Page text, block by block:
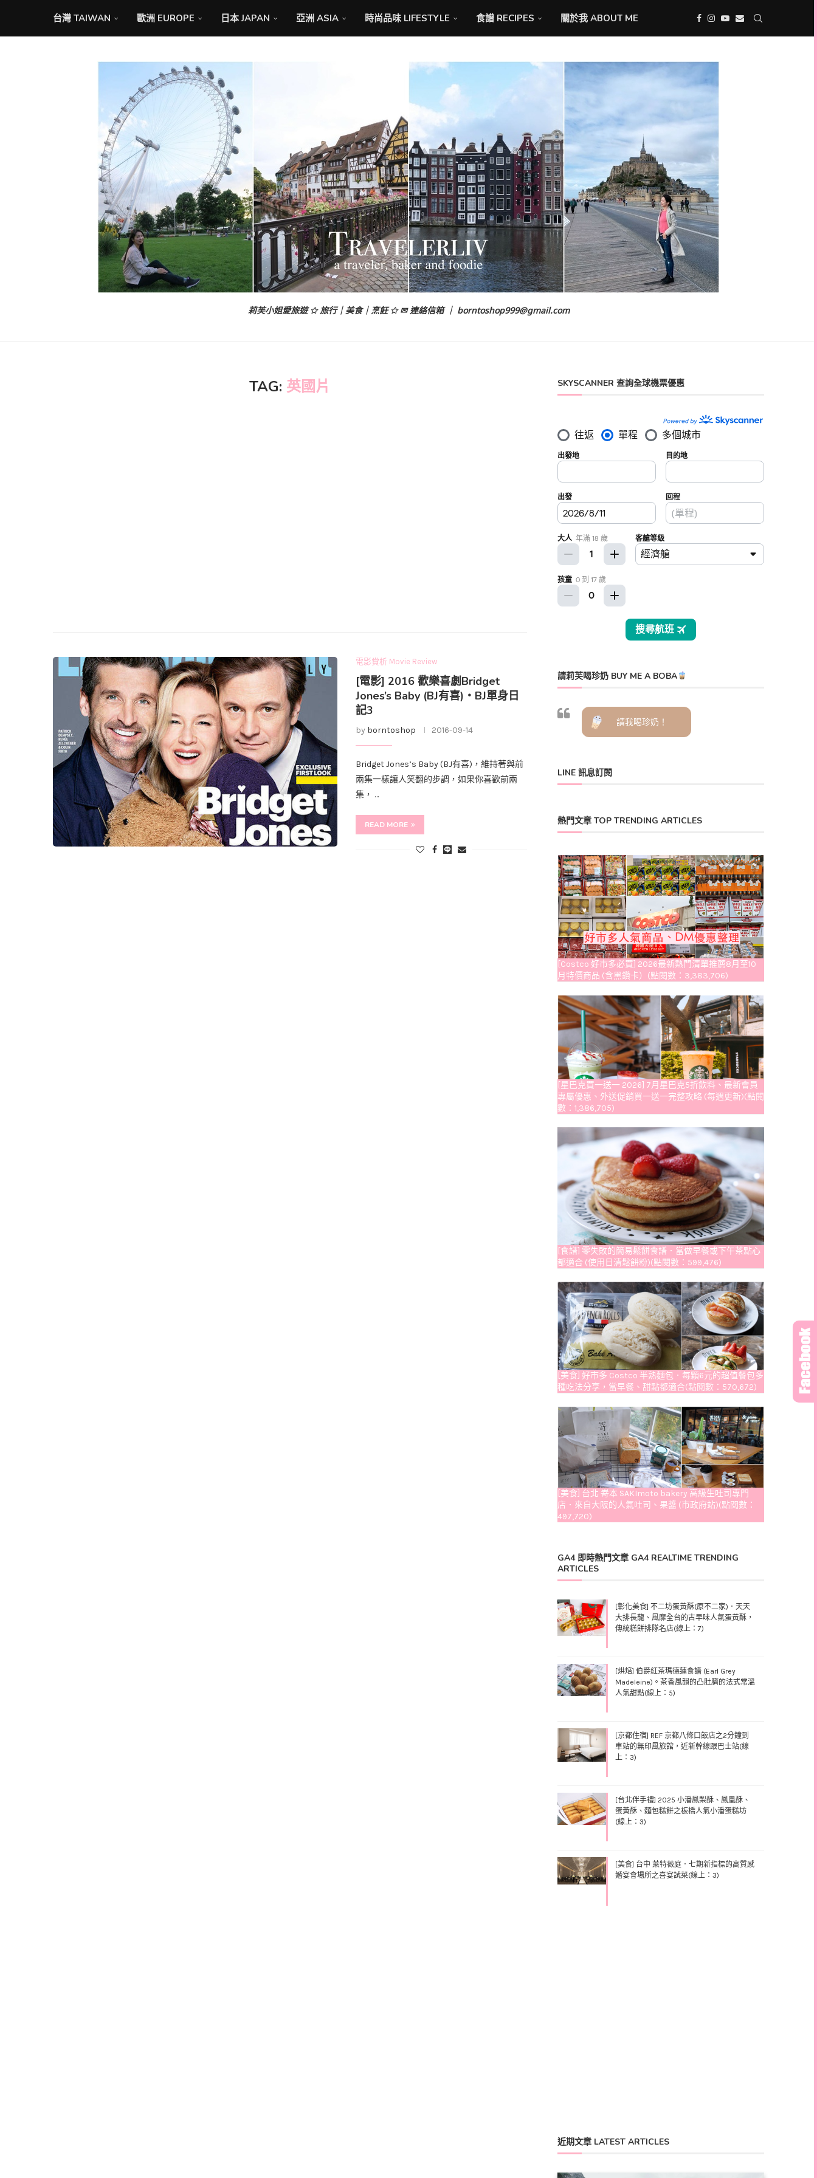
台灣 TAIWAN 歐洲 EUROPE 日本 JAPAN 亞洲 ASIA 時尚品味 LIFESTYLE 食譜 RECIPES 關於我 ABOUT ME
莉芙小姐愛旅遊 ✩ 旅行｜美食｜烹飪 ✩ ✉ 連絡信箱 ｜ borntoshop999@gmail.com
TAG: 英國片
電影賞析 Movie Review
[電影] 2016 歡樂喜劇Bridget
Jones’s Baby (BJ有喜)‧BJ單身日
記3
by borntoshop 2016-09-14
Bridget Jones’s Baby (BJ有喜)，維持著與前
兩集一樣讓人笑翻的步調，如果你喜歡前兩
集， …
READ MORE
SKYSCANNER 查詢全球機票優惠
請莉芙喝珍奶 BUY ME A BOBA
請我喝珍奶！
LINE 訊息訂閱
熱門文章 TOP TRENDING ARTICLES
[Costco 好市多必買] 2026最新熱門清單推薦8月至10
月特價商品 (含黑鑽卡）(點閱數：3,383,706)
[星巴克買一送一 2026] 7月星巴克5折飲料、最新會員
專屬優惠、外送促銷買一送一完整攻略 (每週更新)(點閱
數：1,386,705)
[食譜] 零失敗的簡易鬆餅食譜．當做早餐或下午茶點心
都適合 (使用日清鬆餅粉)(點閱數：599,476)
[美食] 好市多 Costco 半熟麵包．每顆6元的超值餐包多
種吃法分享，當早餐、甜點都適合(點閱數：570,672)
[美食] 台北 嵜本 SAKImoto bakery 高級生吐司專門
店．來自大阪的人氣吐司、果醬 (市政府站)(點閱數：
497,720)
GA4 即時熱門文章 GA4 REALTIME TRENDING
ARTICLES
[彰化美食] 不二坊蛋黃酥(原不二家)．天天
大排長龍、風靡全台的古早味人氣蛋黃酥，
傳統糕餅排隊名店(線上：7)
[烘焙] 伯爵紅茶瑪德蓮食譜 (Earl Grey
Madeleine)。茶香風韻的凸肚臍的法式常溫
人氣甜點(線上：5)
[京都住宿] REF 京都八條口飯店之2分鐘到
車站的無印風旅館，近新幹線跟巴士站(線
上：3)
[台北伴手禮] 2025 小潘鳳梨酥、鳳凰酥、
蛋黃酥、麵包糕餅之板橋人氣小潘蛋糕坊
(線上：3)
[美食] 台中 萊特薇庭．七期新指標的高質感
婚宴會場所之喜宴試菜(線上：3)
近期文章 LATEST ARTICLES